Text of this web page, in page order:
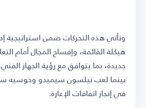
وتأتي هذه التحركات ضمن استراتيجية
هيكلة القائمة، وإفساح المجال أمام
جديدة، بما يتوافق مع رؤية الجهاز
بينما لعب نيلسون سيميدو وخوسيه
في إنجاز اتفاقات الإعارة.